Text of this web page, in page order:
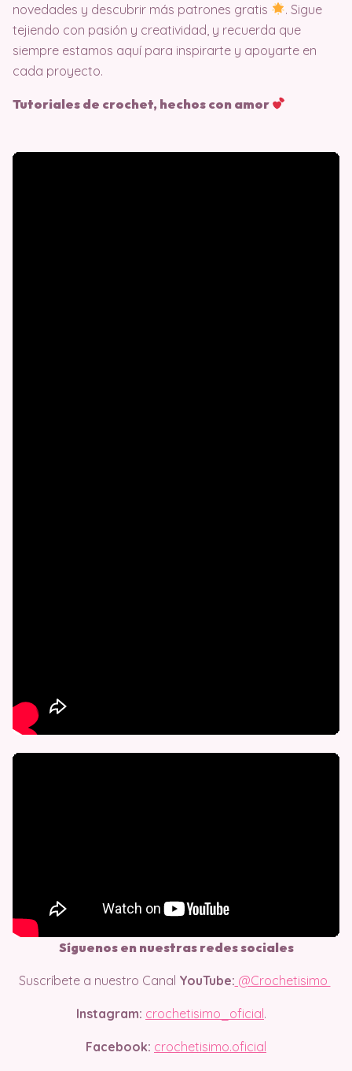
novedades y descubrir más patrones gratis
. Sigue
tejiendo con pasión y creatividad, y recuerda que
siempre estamos aquí para inspirarte y apoyarte en
cada proyecto.
Tutoriales de crochet, hechos con amor
Síguenos en nuestras redes sociales
Suscríbete a nuestro Canal YouTube: @Crochetisimo
Instagram: crochetisimo_oficial .
Facebook: crochetisimo.oficial